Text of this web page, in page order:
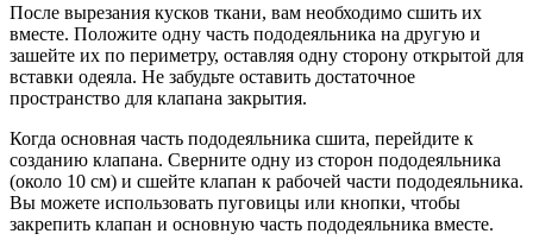
После вырезания кусков ткани, вам необходимо сшить их
вместе. Положите одну часть пододеяльника на другую и
зашейте их по периметру, оставляя одну сторону открытой для
вставки одеяла. Не забудьте оставить достаточное
пространство для клапана закрытия.
Когда основная часть пододеяльника сшита, перейдите к
созданию клапана. Сверните одну из сторон пододеяльника
(около 10 см) и сшейте клапан к рабочей части пододеяльника.
Вы можете использовать пуговицы или кнопки, чтобы
закрепить клапан и основную часть пододеяльника вместе.